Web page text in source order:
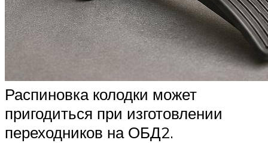
Распиновка колодки может
пригодиться при изготовлении
переходников на ОБД2.